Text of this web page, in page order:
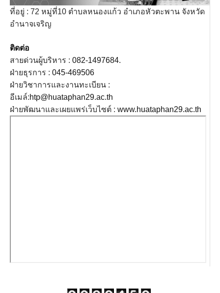
กลุ่มสาระฯสังคมศึกษาศาสนาและวัฒนธรรม
กลุ่มสาระฯสุขศึกษาและพละศึกษา
ข้อมูลผู้บริหาร
ประวัติโรงเรียน
วิสัยทัศน์ พันธกิจ เป้าประสงค์
โครงสร้างหน่วยงาน
ที่อยู่ : 72 หมู่ที่10 ตำบลหนองแก้ว อำเภอหัวตะพาน จังหวัด
อำนาจเจริญ
ติดต่อ
สายด่วนผู้บริหาร : 082-1497684.
ฝ่ายธุรการ : 045-469506
ฝ่ายวิชาการและงานทะเบียน :
อีเมล์:htp@huataphan29.ac.th
ฝ่ายพัฒนาและเผยแพร่เว็บไซต์ : www.huataphan29.ac.th